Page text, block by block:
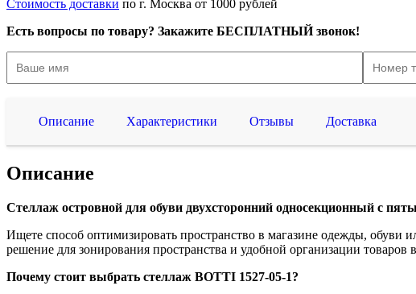
Стоимость доставки по г. Москва от 1000 рублей
Есть вопросы по товару? Закажите БЕСПЛАТНЫЙ звонок!
Описание Характеристики Отзывы Доставка
Описание
Стеллаж островной для обуви двухсторонний односекционный с
Ищете способ оптимизировать пространство в магазине одежды,
решение для зонирования пространства и удобной организации
Почему стоит выбрать стеллаж BOTTI 1527-05-1?